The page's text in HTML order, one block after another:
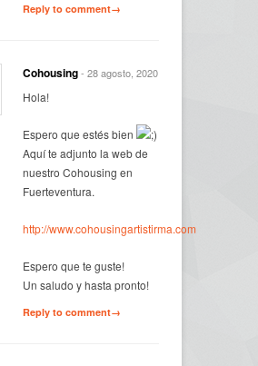
Reply to comment→
Cohousing- 28 agosto, 2020
Hola!
Espero que estés bien
Aquí te adjunto la web de
nuestro Cohousing en
Fuerteventura.
http://www.cohousingartistirma.com
Espero que te guste!
Un saludo y hasta pronto!
Reply to comment→